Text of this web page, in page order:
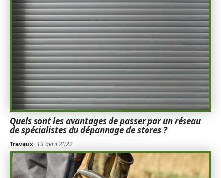
Quels sont les avantages de passer par un réseau
de spécialistes du dépannage de stores ?
Travaux 13 avril 2022